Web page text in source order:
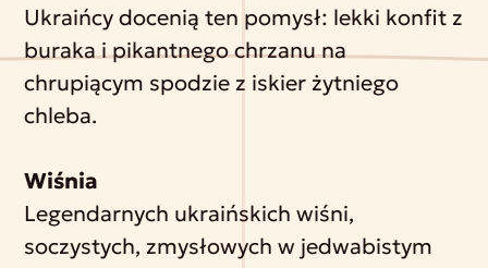
Ukraińcy docenią ten pomysł: lekki konfit z
buraka i pikantnego chrzanu na
chrupiącym spodzie z iskier żytniego
chleba.
Wiśnia
Legendarnych ukraińskich wiśni,
soczystych, zmysłowych w jedwabistym